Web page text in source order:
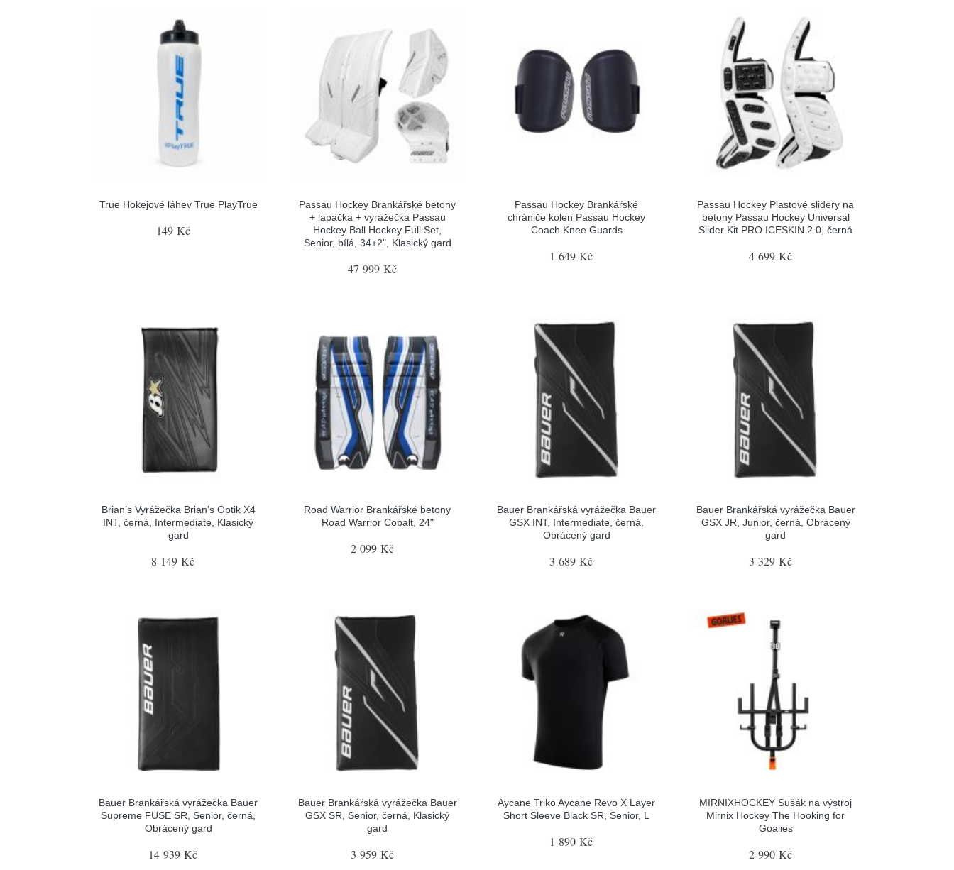
True Hokejové láhev True PlayTrue
149 Kč
Passau Hockey Brankářské betony
+ lapačka + vyrážečka Passau
Hockey Ball Hockey Full Set,
Senior, bílá, 34+2", Klasický gard
47 999 Kč
Passau Hockey Brankářské
chrániče kolen Passau Hockey
Coach Knee Guards
1 649 Kč
Passau Hockey Plastové slidery na
betony Passau Hockey Universal
Slider Kit PRO ICESKIN 2.0, černá
4 699 Kč
Brian’s Vyrážečka Brian’s Optik X4
INT, černá, Intermediate, Klasický
gard
8 149 Kč
Road Warrior Brankářské betony
Road Warrior Cobalt, 24"
2 099 Kč
Bauer Brankářská vyrážečka Bauer
GSX INT, Intermediate, černá,
Obrácený gard
3 689 Kč
Bauer Brankářská vyrážečka Bauer
GSX JR, Junior, černá, Obrácený
gard
3 329 Kč
Bauer Brankářská vyrážečka Bauer
Supreme FUSE SR, Senior, černá,
Obrácený gard
14 939 Kč
Bauer Brankářská vyrážečka Bauer
GSX SR, Senior, černá, Klasický
gard
3 959 Kč
Aycane Triko Aycane Revo X Layer
Short Sleeve Black SR, Senior, L
1 890 Kč
MIRNIXHOCKEY Sušák na výstroj
Mirnix Hockey The Hooking for
Goalies
2 990 Kč